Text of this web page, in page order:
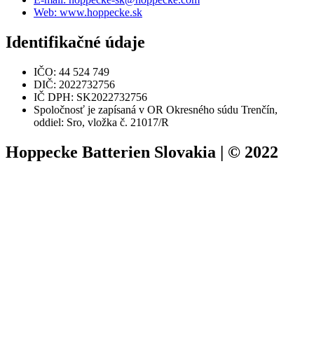
Web: www.hoppecke.sk
Identifikačné údaje
IČO: 44 524 749
DIČ: 2022732756
IČ DPH: SK2022732756
Spoločnosť je zapísaná v OR Okresného súdu Trenčín,
oddiel: Sro, vložka č. 21017/R
Hoppecke Batterien Slovakia | © 2022